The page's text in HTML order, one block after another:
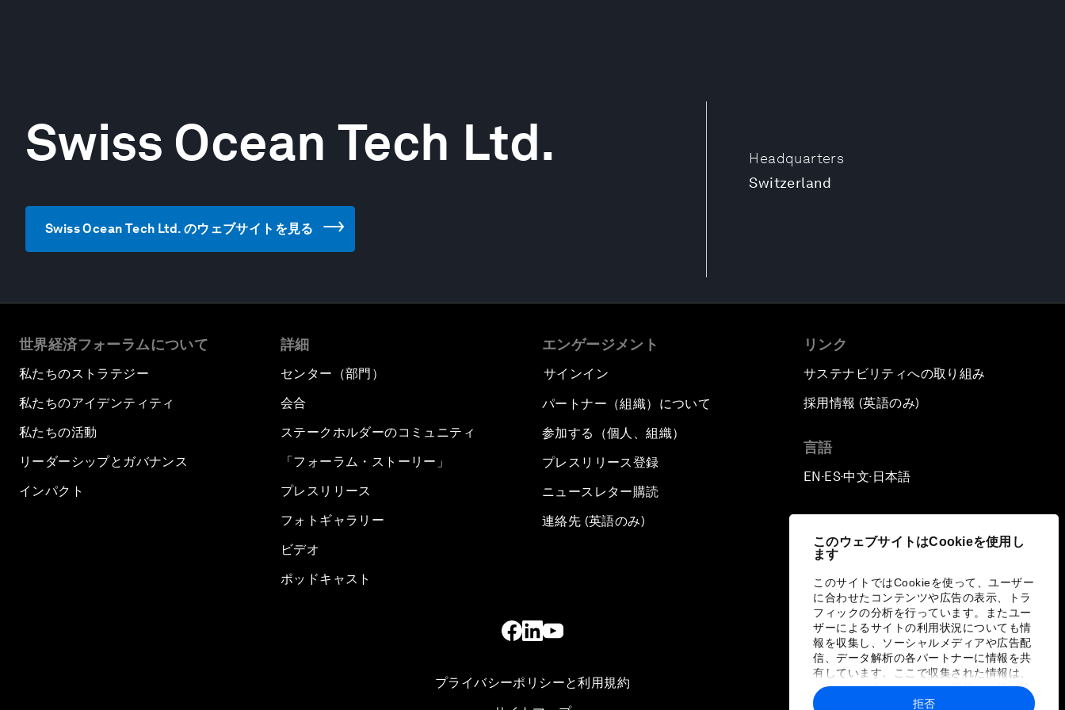
このウェブサイトはCookieを使用し
ます
このサイトではCookieを使って、ユーザー
に合わせたコンテンツや広告の表示、トラ
フィックの分析を行っています。またユー
ザーによるサイトの利用状況についても情
報を収集し、ソーシャルメディアや広告配
信、データ解析の各パートナーに情報を共
有しています。ここで収集された情報は、
ユーザーが各パートナーに提供した他の情
報や各パートナーのサービスを使用した際
拒否
Headquarters
Switzerland
Swiss Ocean Tech Ltd.
Swiss Ocean Tech Ltd. のウェブサイトを見る
世界経済フォーラムについて
私たちのストラテジー
私たちのアイデンティティ
私たちの活動
リーダーシップとガバナンス
インパクト
詳細
センター（部門）
会合
ステークホルダーのコミュニティ
「フォーラム・ストーリー」
プレスリリース
フォトギャラリー
ビデオ
ポッドキャスト
エンゲージメント
サインイン
パートナー（組織）について
参加する（個人、組織）
プレスリリース登録
ニュースレター購読
連絡先 (英語のみ)
リンク
サステナビリティへの取り組み
採用情報 (英語のみ)
言語
EN ▪ES▪中文▪ 日本語
プライバシーポリシーと利用規約